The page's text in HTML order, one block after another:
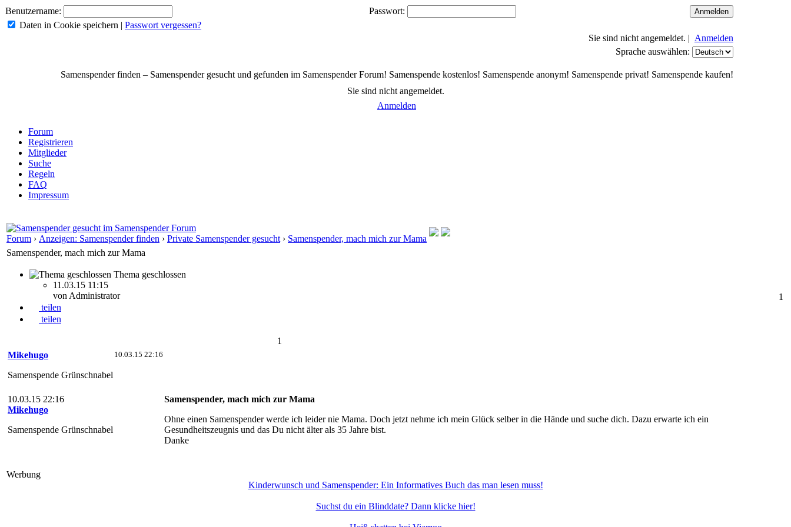
Benutzername:
Passwort:
Daten in Cookie speichern | Passwort vergessen?
Sie sind nicht angemeldet. | Anmelden
Sprache auswählen:
Samenspender finden – Samenspender gesucht und gefunden im Samenspender Forum! Samenspende kostenlos! Samenspende anonym! Samenspende privat! Samenspende kaufen!
Sie sind nicht angemeldet.
Anmelden
Forum
Registrieren
Mitglieder
Suche
Regeln
FAQ
Impressum
Forum › Anzeigen: Samenspender finden › Private Samenspender gesucht › Samenspender, mach mich zur Mama
Samenspender, mach mich zur Mama
Thema geschlossen
11.03.15 11:15
von Administrator
teilen
teilen
1
1
10.03.15 22:16
Mikehugo
Samenspende Grünschnabel
10.03.15 22:16
Mikehugo
Samenspende Grünschnabel
Samenspender, mach mich zur Mama
Ohne einen Samenspender werde ich leider nie Mama. Doch jetzt nehme ich mein Glück selber in die Hände und suche dich. Dazu erwarte ich ein
Gesundheitszeugnis und das Du nicht älter als 35 Jahre bist.
Danke
Werbung
Kinderwunsch und Samenspender: Ein Informatives Buch das man lesen muss!
Suchst du ein Blinddate? Dann klicke hier!